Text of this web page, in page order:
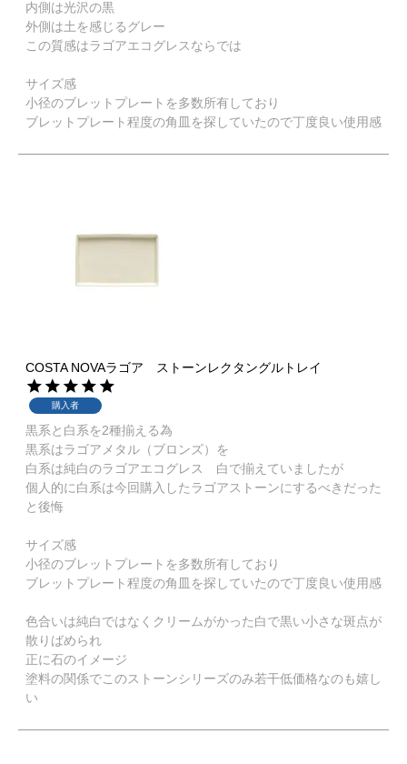
内側は光沢の黒
外側は土を感じるグレー
この質感はラゴアエコグレスならでは
サイズ感
小径のブレットプレートを多数所有しており
ブレットプレート程度の角皿を探していたので丁度良い使用感
COSTA NOVAラゴア ストーンレクタングルトレイ
購入者
黒系と白系を2種揃える為
黒系はラゴアメタル（ブロンズ）を
白系は純白のラゴアエコグレス　白で揃えていましたが
個人的に白系は今回購入したラゴアストーンにするべきだった
と後悔
サイズ感
小径のブレットプレートを多数所有しており
ブレットプレート程度の角皿を探していたので丁度良い使用感
色合いは純白ではなくクリームがかった白で黒い小さな斑点が
散りばめられ
正に石のイメージ
塗料の関係でこのストーンシリーズのみ若干低価格なのも嬉し
い